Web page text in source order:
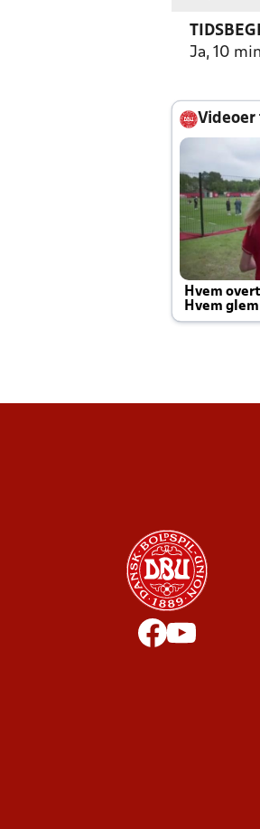
Ja, 10 min
Videoer
Hvem
Hvem
Joachim